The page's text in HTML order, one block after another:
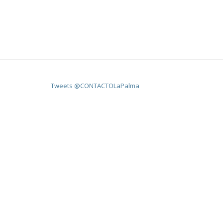
Tweets @CONTACTOLaPalma